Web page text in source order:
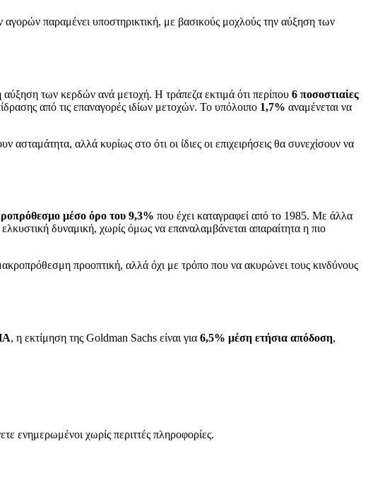
αγορών παραμένει υποστηρικτική, με βασικούς μοχλούς την αύξηση των
αύξηση των κερδών ανά μετοχή. Η τράπεζα εκτιμά ότι περίπου 6 ποσοστιαίες
από τις επαναγορές ιδίων μετοχών. Το υπόλοιπο 1,7% αναμένεται να
ασταμάτητα, αλλά κυρίως στο ότι οι ίδιες οι επιχειρήσεις θα συνεχίσουν να
μέσο όρο του 9,3% που έχει καταγραφεί από το 1985. Με άλλα
δυναμική, χωρίς όμως να επαναλαμβάνεται απαραίτητα η πιο
προοπτική, αλλά όχι με τρόπο που να ακυρώνει τους κινδύνους
, η εκτίμηση της Goldman Sachs είναι για 6,5% μέση ετήσια απόδοση,
ενημερωμένοι χωρίς περιττές πληροφορίες.